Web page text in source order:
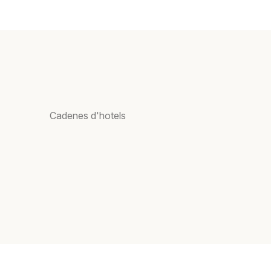
Cadenes d'hotels